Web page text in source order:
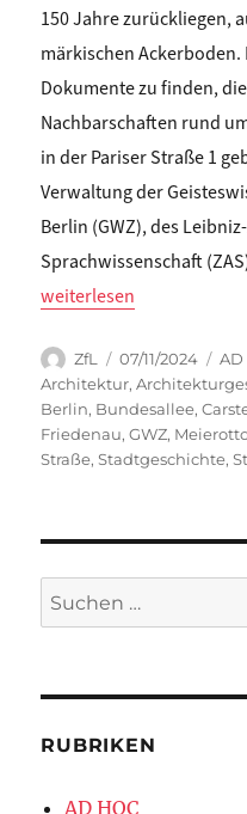
150 Jahre zurückliegen,
märkischen Ackerboden.
Dokumente zu finden,
Nachbarschaften rund
in der Pariser Straße 1
Verwaltung der
Berlin (GWZ), des
Sprachwissenschaft
„Michael Mönninger:
weiterlesen
Autor
ZfL
Veröffentlicht
am
07/11/2024 AD
Architektur,
Berlin, Bundesallee,
Friedenau,GWZ,
Straße,Stadtgeschichte,
Suchen
nach:
RUBRIKEN
AD HOC